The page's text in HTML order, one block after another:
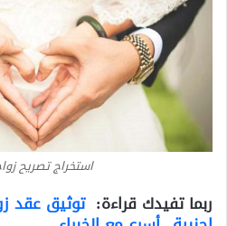
استخراج تصريح
ربما تفيدك قراءة:توثيق عقد